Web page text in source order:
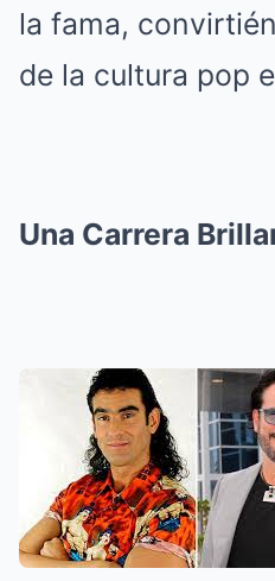
la fama,
de la cultura pop
Una Carrera